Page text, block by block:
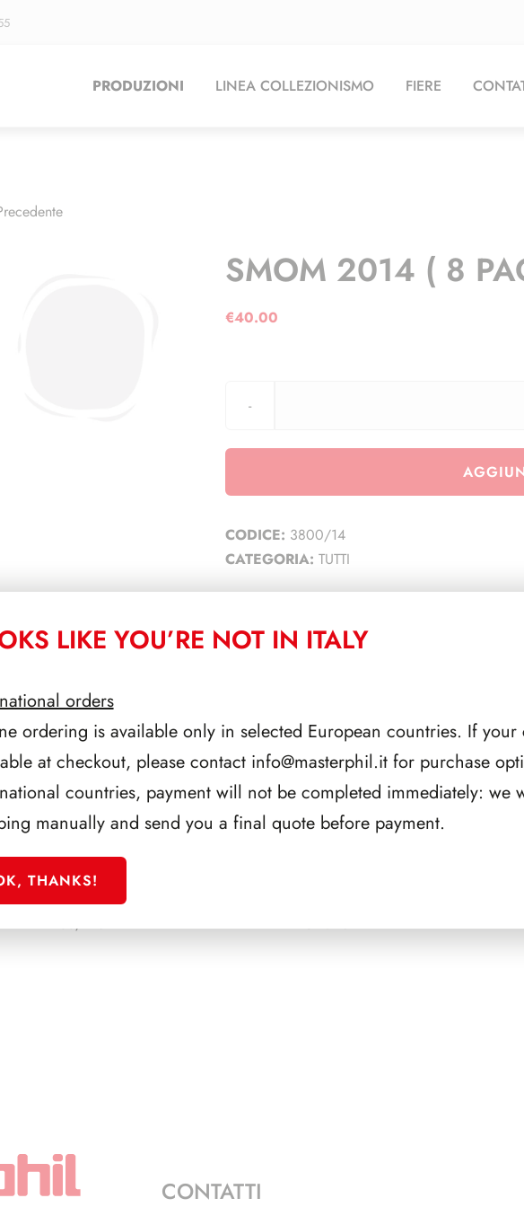
PRODUZIONI LINEA COLLEZIONISMO FIERE
SMOM 2014 ( 8
€40.00
CODICE: 3800/14
CATEGORIA: TUTTI
CORRELATI
PRESIDENZA GRONCHI
1955/1962
PAGINE 3
CONTATTI
LIKE YOU’RE NOT IN ITALY
orders
ordering is available only in selected European countries. If
at checkout, please contact info@masterphil.itfor purchase
countries, payment will not be completed immediately: we
manually and send you a final quote before payment.
THANKS!